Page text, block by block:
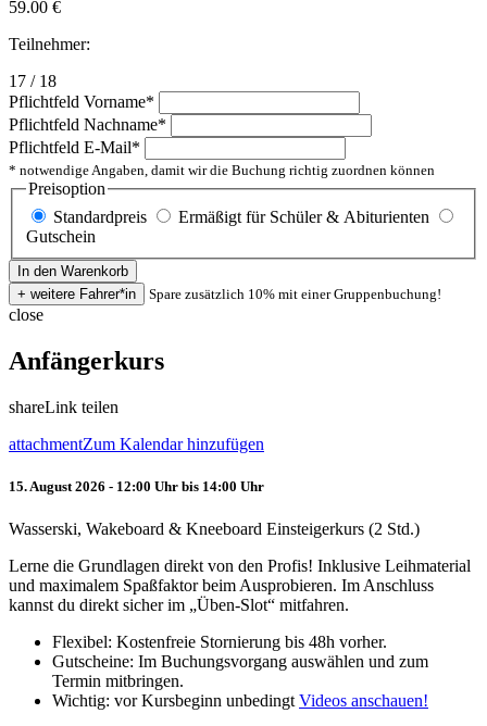
59.00 €
Teilnehmer:
17 / 18
Pflichtfeld Vorname*
Pflichtfeld Nachname*
Pflichtfeld E-Mail*
* notwendige Angaben, damit wir die Buchung richtig zuordnen können
Preisoption
Standardpreis
Ermäßigt für Schüler & Abiturienten
Gutschein
Spare zusätzlich 10% mit einer Gruppenbuchung!
close
Anfängerkurs
shareLink teilen
attachmentZum Kalendar hinzufügen
15. August 2026 - 12:00 Uhr bis 14:00 Uhr
Wasserski, Wakeboard & Kneeboard Einsteigerkurs (2 Std.)
Lerne die Grundlagen direkt von den Profis! Inklusive Leihmaterial
und maximalem Spaßfaktor beim Ausprobieren. Im Anschluss
kannst du direkt sicher im „Üben-Slot“ mitfahren.
Flexibel: Kostenfreie Stornierung bis 48h vorher.
Gutscheine: Im Buchungsvorgang auswählen und zum
Termin mitbringen.
Wichtig: vor Kursbeginn unbedingt Videos anschauen!